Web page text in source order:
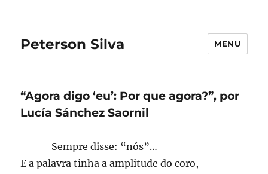
Peterson Silva MENU
“Agora digo ‘eu’: Por que agora?”, por
Lucía Sánchez Saornil
Sempre disse: “nós”…
E a palavra tinha a amplitude do coro,